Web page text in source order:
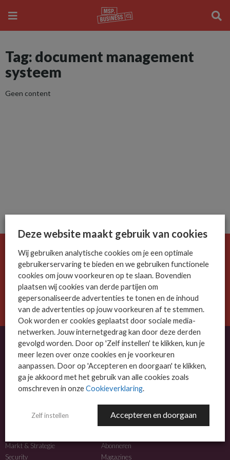
Tag: document management
systeem
Geen content
De ICT-wereld is snel. Mis niets.
Meld je nu aan voor de MSP Business nieuwsbrief.
AANMELDEN
OVER MSP BUSINESS
MSP Business is het kennisplatform voor IT-dienstverleners met MKB-focus.
NIEUWS
Markt & Strategie
Security
MEER INFO
Abonneren
Magazines
Deze website maakt gebruik van cookies
Wij gebruiken analytische cookies om je een optimale
gebruikerservaring te bieden en we gebruiken functionele
cookies om jouw voorkeuren op te slaan. Bovendien
plaatsen wij cookies van derde partijen om
gepersonaliseerde advertenties te tonen en de inhoud
van de advertenties op jouw voorkeuren af te stemmen.
Ook worden er cookies geplaatst door sociale media-
netwerken. Jouw internetgedrag kan door deze derden
gevolgd worden. Door op 'Zelf instellen' te klikken, kun je
meer lezen over onze cookies en je voorkeuren
aanpassen. Door op 'Accepteren en doorgaan' te klikken,
ga je akkoord met het gebruik van alle cookies zoals
omschreven in onzeCookieverklaring.
Zelf instellen Accepteren en doorgaan